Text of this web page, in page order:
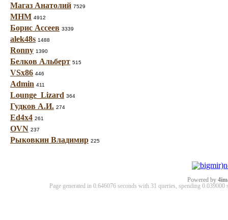
Магаз Анатолий 7529
МНМ 4912
Борис Ассеев 3339
alek48s 1488
Ronny 1390
Белков Альберт 515
VSx86 446
Admin 411
Lounge_Lizard 364
Гудков А.И. 274
Ed4x4 261
OVN 237
Рыковкин Владимир 225
Powered by
Page generated in 0.646076 seconds with 31 queries, spending